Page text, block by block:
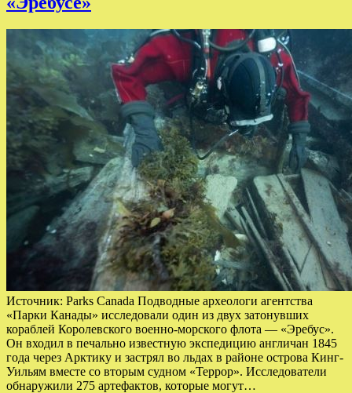
Источник: Parks Canada Подводные археологи агентства
«Парки Канады» исследовали один из двух затонувших
кораблей Королевского военно-морского флота — «Эребус».
Он входил в печально известную экспедицию англичан 1845
года через Арктику и застрял во льдах в районе острова Кинг-
Уильям вместе со вторым судном «Террор». Исследователи
обнаружили 275 артефактов, которые могут…